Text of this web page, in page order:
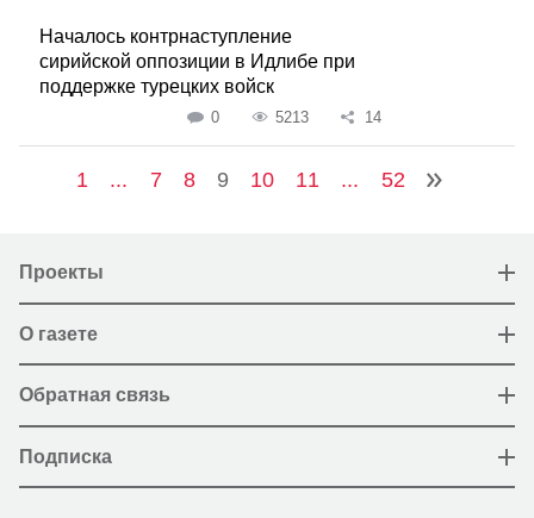
Началось контрнаступление
сирийской оппозиции в Идлибе при
поддержке турецких войск
0 5213 14
1 ... 7 8 9 10 11 ... 52
Проекты
О газете
Обратная связь
Подписка